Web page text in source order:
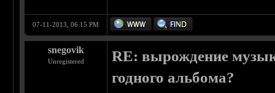
07-11-2013, 06:15 PM
snegovik
Unregistered
RE: вырождение
годного альбома?